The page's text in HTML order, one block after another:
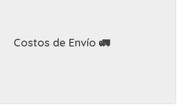
Costos de Envío 🚛